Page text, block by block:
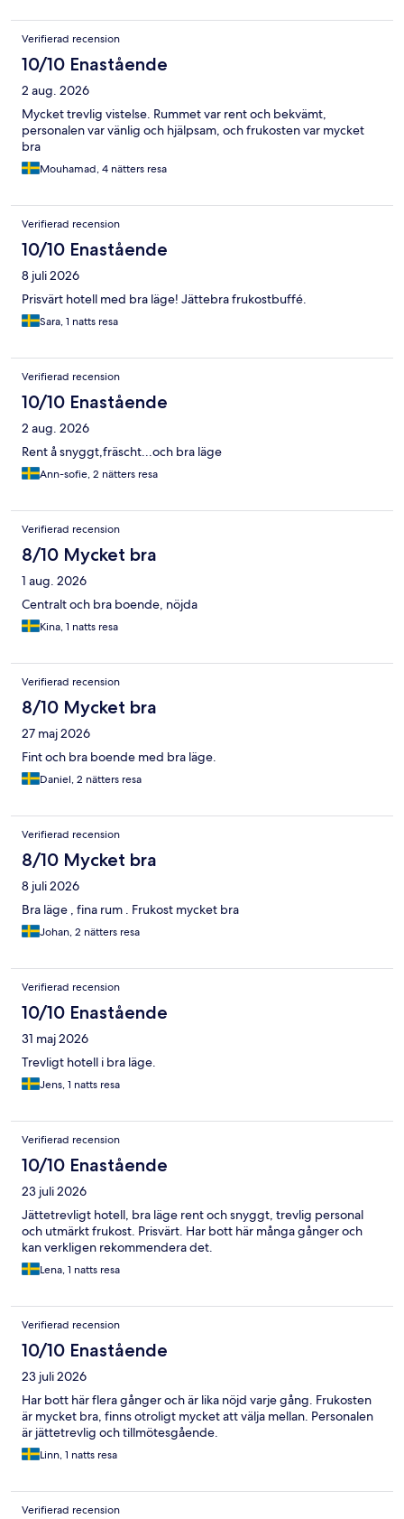
Verifierad recension
10/10 Enastående
2 aug. 2026
Mycket trevlig vistelse. Rummet var rent och bekvämt,
personalen var vänlig och hjälpsam, och frukosten var mycket
bra
Mouhamad, 4 nätters resa
Verifierad recension
10/10 Enastående
8 juli 2026
Prisvärt hotell med bra läge! Jättebra frukostbuffé.
Sara, 1 natts resa
Verifierad recension
10/10 Enastående
2 aug. 2026
Rent å snyggt,fräscht...och bra läge
Ann-sofie, 2 nätters resa
Verifierad recension
8/10 Mycket bra
1 aug. 2026
Centralt och bra boende, nöjda
Kina, 1 natts resa
Verifierad recension
8/10 Mycket bra
27 maj 2026
Fint och bra boende med bra läge.
Daniel, 2 nätters resa
Verifierad recension
8/10 Mycket bra
8 juli 2026
Bra läge , fina rum . Frukost mycket bra
Johan, 2 nätters resa
Verifierad recension
10/10 Enastående
31 maj 2026
Trevligt hotell i bra läge.
Jens, 1 natts resa
Verifierad recension
10/10 Enastående
23 juli 2026
Jättetrevligt hotell, bra läge rent och snyggt, trevlig personal
och utmärkt frukost. Prisvärt. Har bott här många gånger och
kan verkligen rekommendera det.
Lena, 1 natts resa
Verifierad recension
10/10 Enastående
23 juli 2026
Har bott här flera gånger och är lika nöjd varje gång. Frukosten
är mycket bra, finns otroligt mycket att välja mellan. Personalen
är jättetrevlig och tillmötesgående.
Linn, 1 natts resa
Verifierad recension